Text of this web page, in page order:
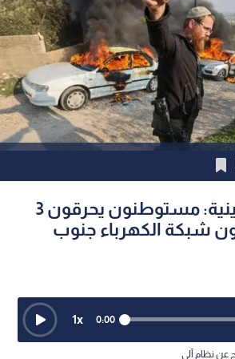
مصادر فلسطينية: مستوطنون يحرقون 3
شبكة الكهرباء جنوب
0:00
1x
عن نظام آلي